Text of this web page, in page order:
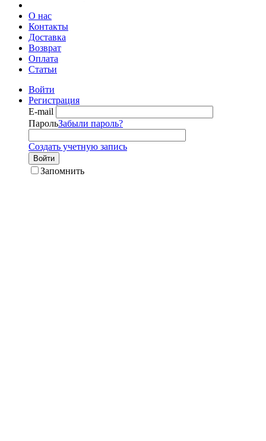
О нас
Контакты
Доставка
Возврат
Оплата
Статьи
Войти
Регистрация
E-mail
ПарольЗабыли пароль?
Создать учетную запись
Войти
Запомнить